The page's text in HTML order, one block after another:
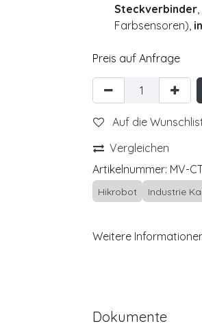
Steckverbinder,
Farbsensoren),
Preis auf Anfrage
Auf die
Vergleichen
Artikelnummer: MV-
Hikrobot Industrie
Weitere
Dokumente